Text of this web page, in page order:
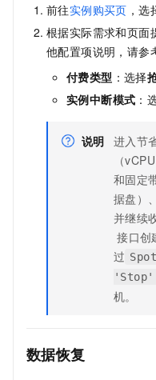
前往实例购买页 ，选
根据实际需求和页面
他配置项说明，请参
付费类型 ：选择
实例中断模式 ：
说明 进入节
（
和固定
据盘）
并继续
接口创
过
'Stop'
机。
数据恢复